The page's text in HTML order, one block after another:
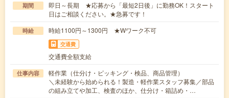
期間
即日～長期 ★応募から「最短2日後」に勤務OK！スタート
日はご相談ください。★急募です！
時給 時給1100円～1300円 ★Wワーク不可
交通費
交通費全額支給
仕事内容
軽作業（仕分け・ピッキング・検品、商品管理）
＼未経験から始められる！製造・軽作業スタッフ募集／部品
の組み立てや加工、検査のほか、仕分け・箱詰め・…